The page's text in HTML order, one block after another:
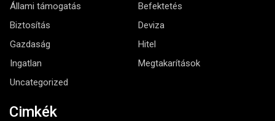
Állami támogatás
Befektetés
Biztosítás
Deviza
Gazdaság
Hitel
Ingatlan
Megtakarítások
Uncategorized
Cimkék